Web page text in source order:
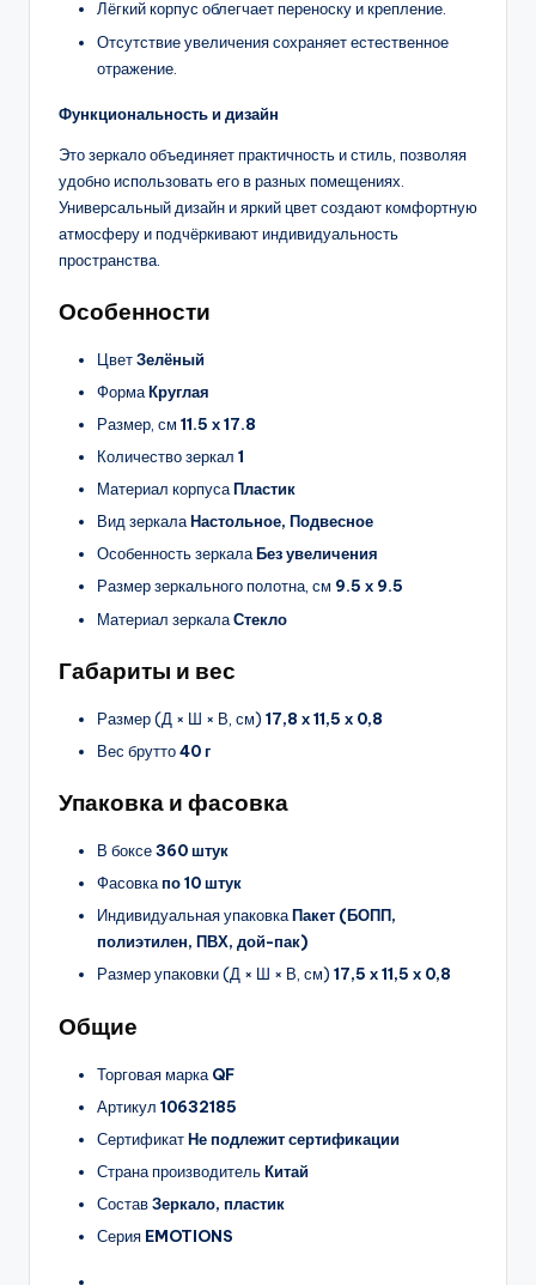
Лёгкий корпус облегчает переноску и крепление.
Отсутствие увеличения сохраняет естественное
отражение.
Функциональность и дизайн
Это зеркало объединяет практичность и стиль, позволяя
удобно использовать его в разных помещениях.
Универсальный дизайн и яркий цвет создают комфортную
атмосферу и подчёркивают индивидуальность
пространства.
Особенности
ЦветЗелёный
ФормаКруглая
Размер, см 11.5 х 17.8
Количество зеркал 1
Материал корпусаПластик
Вид зеркалаНастольное, Подвесное
Особенность зеркалаБез увеличения
Размер зеркального полотна, см 9.5 х 9.5
Материал зеркалаСтекло
Габариты и вес
Размер (Д × Ш × В, см) 17,8 х 11,5 х 0,8
Вес брутто40 г
Упаковка и фасовка
В боксе360 штук
Фасовкапо 10 штук
Индивидуальная упаковкаПакет (БОПП,
полиэтилен, ПВХ, дой-пак)
Размер упаковки (Д × Ш × В, см) 17,5 х 11,5 х 0,8
Общие
Торговая марка QF
Артикул 10632185
СертификатНе подлежит сертификации
Страна производительКитай
СоставЗеркало, пластик
Серия EMOTIONS